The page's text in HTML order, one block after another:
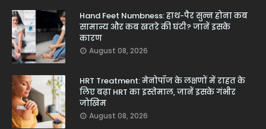
Hand Feet Numbness: हाथ-पैर सुन्न होना कब
सामान्य और कब खतरे की घंटी? जानें इसके
कारण
August 08, 2026
HRT Treatment: मेनोपॉज के लक्षणों में राहत के
लिए बढ़ा HRT का इस्तेमाल, जानें इसके गंभीर
जोखिम
August 08, 2026